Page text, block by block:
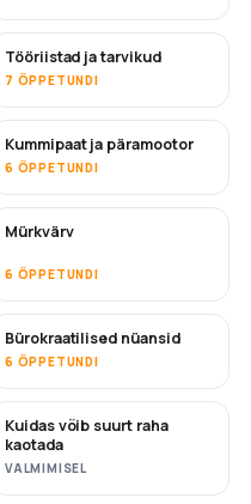
Tööriistad ja tarvikud
7 ÕPPETUNDI
Kummipaat ja päramootor
6 ÕPPETUNDI
TULEMAS
Mürkvärv
6 ÕPPETUNDI
Bürokraatilised nüansid
6 ÕPPETUNDI
TULEMAS
Kuidas võib suurt raha
kaotada
VALMIMISEL